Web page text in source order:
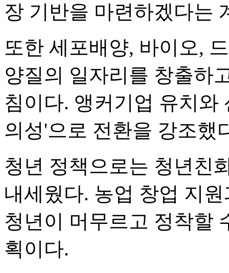
장 기반을 마련하겠다는
또한 세포배양, 바이오,
양질의 일자리를 창출하
침이다. 앵커기업 유치와
의성'으로 전환을 강조했
청년 정책으로는 청년친
내세웠다. 농업 창업 지
청년이 머무르고 정착할
획이다.